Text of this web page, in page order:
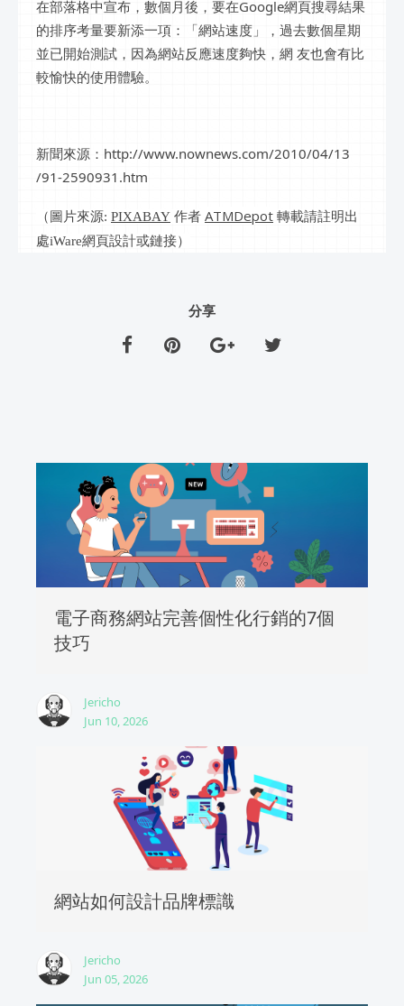
在部落格中宣布，數個月後，要在Google網頁搜尋結果
的排序考量要新添一項：「網站速度」，過去數個星期
並已開始測試，因為網站反應速度夠快，網 友也會有比
較愉快的使用體驗。
新聞來源：http://www.nownews.com/2010/04/13
/91-2590931.htm
（圖片來源: PIXABAY 作者 ATMDepot 轉載請註明出
處iWare網頁設計或鏈接）
分享
電子商務網站完善個性化行銷的7個
技巧
Jericho
Jun 10, 2026
網站如何設計品牌標識
Jericho
Jun 05, 2026